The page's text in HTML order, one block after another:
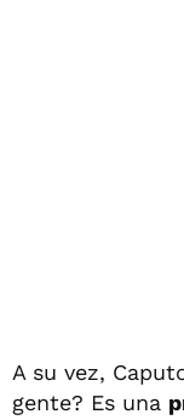
A su vez,
gente? Es una